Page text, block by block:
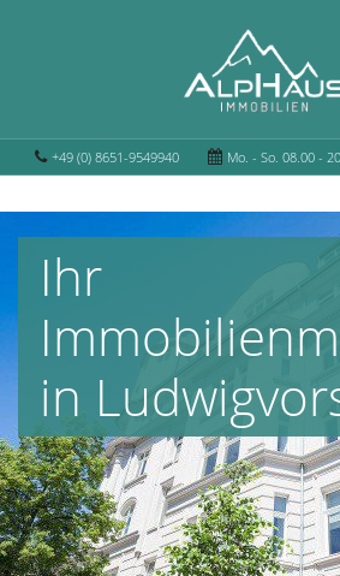
+49 (0) 8651-9549940 Mo. - So. 08.00 -
Ihr
in